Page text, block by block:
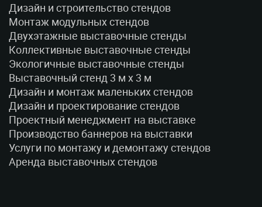
Дизайн и строительство стендов
Монтаж модульных стендов
Двухэтажные выставочные стенды
Коллективные выставочные стенды
Экологичные выставочные стенды
Выставочный стенд 3 м x 3 м
Дизайн и монтаж маленьких стендов
Дизайн и проектирование стендов
Проектный менеджмент на выставке
Производство баннеров на выставки
Услуги по монтажу и демонтажу стендов
Аренда выставочных стендов